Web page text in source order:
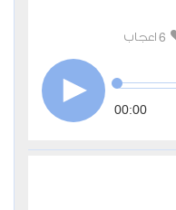
6 اعجاب
00:00